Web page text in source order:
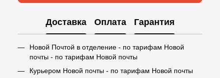
Доставка Оплата Гарантия
Новой Почтой в отделение - по тарифам Новой
почты - по тарифам Новой почты
Курьером Новой почты - по тарифам Новой почты